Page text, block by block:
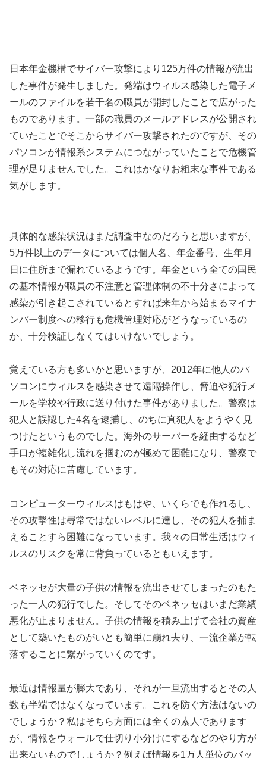
日本年金機構でサイバー攻撃により125万件の情報が流出
した事件が発生しました。発端はウィルス感染した電子メ
ールのファイルを若干名の職員が開封したことで広がった
ものであります。一部の職員のメールアドレスが公開され
ていたことでそこからサイバー攻撃されたのですが、その
パソコンが情報系システムにつながっていたことで危機管
理が足りませんでした。これはかなりお粗末な事件である
気がします。
具体的な感染状況はまだ調査中なのだろうと思いますが、
5万件以上のデータについては個人名、年金番号、生年月
日に住所まで漏れているようです。年金という全ての国民
の基本情報が職員の不注意と管理体制の不十分さによって
感染が引き起こされているとすれば来年から始まるマイナ
ンバー制度への移行も危機管理対応がどうなっているの
か、十分検証しなくてはいけないでしょう。
覚えている方も多いかと思いますが、2012年に他人のパ
ソコンにウィルスを感染させて遠隔操作し、脅迫や犯行メ
ールを学校や行政に送り付けた事件がありました。警察は
犯人と誤認した4名を逮捕し、のちに真犯人をようやく見
つけたというものでした。海外のサーバーを経由するなど
手口が複雑化し流れを掴むのが極めて困難になり、警察で
もその対応に苦慮しています。
コンピューターウィルスはもはや、いくらでも作れるし、
その攻撃性は尋常ではないレベルに達し、その犯人を捕ま
えることすら困難になっています。我々の日常生活はウィ
ルスのリスクを常に背負っているともいえます。
ベネッセが大量の子供の情報を流出させてしまったのもた
った一人の犯行でした。そしてそのベネッセはいまだ業績
悪化が止まりません。子供の情報を積み上げて会社の資産
として築いたものがいとも簡単に崩れ去り、一流企業が転
落することに繋がっていくのです。
最近は情報量が膨大であり、それが一旦流出するとその人
数も半端ではなくなっています。これを防ぐ方法はないの
でしょうか？私はそちら方面には全くの素人であります
が、情報をウォールで仕切り小分けにするなどのやり方が
出来ないものでしょうか？例えば情報を1万人単位のバッ